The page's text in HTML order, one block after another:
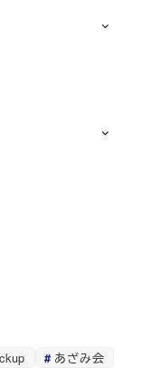
あざみ会